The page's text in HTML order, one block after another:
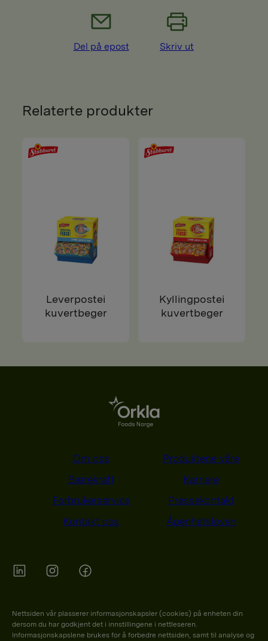
Del på epost Skriv ut
Relaterte produkter
Leverpostei
kuvertbeger
Kyllingpostei
kuvertbeger
Om oss
Produktene våre
Bærekraft
Karriere
Forbrukerservice
Pressekontakt
Kontakt oss
Åpenhetsloven
Nettsiden vår plasserer informasjonskapsler (cookies) på enheten din
dersom du har godkjent det i innstillingene i nettleseren.
Informasjonskapslene brukes for å forbedre nettsiden, samt til analyse og